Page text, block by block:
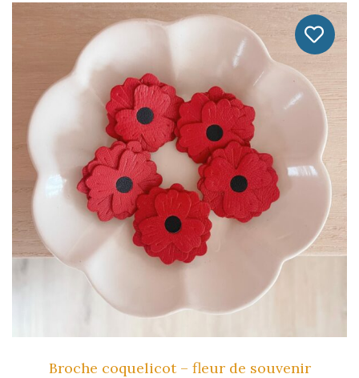
A
Variations.
Les
Options
Peuvent
Être
Choisies
Sur
La
Page
Produit
Broche coquelicot – fleur de souvenir